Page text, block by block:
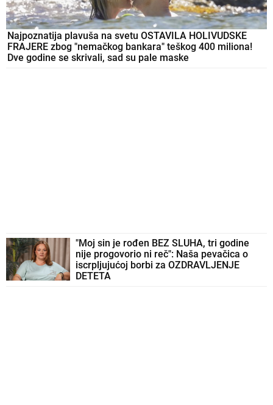
Najpoznatija plavuša na svetu OSTAVILA HOLIVUDSKE
FRAJERE zbog "nemačkog bankara" teškog 400 miliona!
Dve godine se skrivali, sad su pale maske
"Moj sin je rođen BEZ SLUHA, tri godine
nije progovorio ni reč": Naša pevačica o
iscrpljujućoj borbi za OZDRAVLJENJE
DETETA